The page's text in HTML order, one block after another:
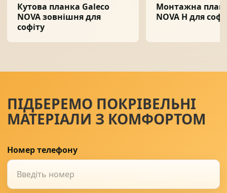
Кутова планка Galeco
NOVA зовнішня для
софіту
Монтажна
NOVA H для
ПІДБЕРЕМО ПОКРІВЕЛЬНІ
МАТЕРІАЛИ З КОМФОРТОМ
Номер телефону